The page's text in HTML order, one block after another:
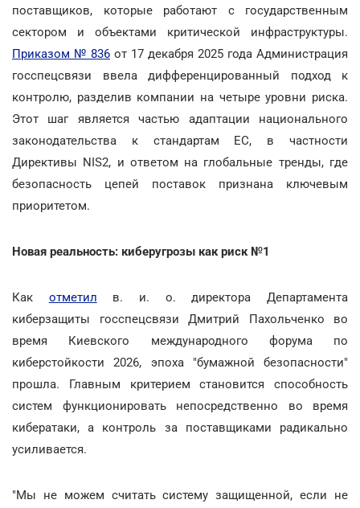
поставщиков, которые работают с государственным
сектором и объектами критической инфраструктуры.
Приказом № 836 от 17 декабря 2025 года Администрация
госспецсвязи ввела дифференцированный подход к
контролю, разделив компании на четыре уровни риска.
Этот шаг является частью адаптации национального
законодательства к стандартам ЕС, в частности
Директивы NIS2, и ответом на глобальные тренды, где
безопасность цепей поставок признана ключевым
приоритетом.
Новая реальность: киберугрозы как риск №1
Как отметил в. и. о. директора Департамента
киберзащиты госспецсвязи Дмитрий Пахольченко во
время Киевского международного форума по
киберстойкости 2026, эпоха "бумажной безопасности"
прошла. Главным критерием становится способность
систем функционировать непосредственно во время
кибератаки, а контроль за поставщиками радикально
усиливается.
"Мы не можем считать систему защищенной, если не